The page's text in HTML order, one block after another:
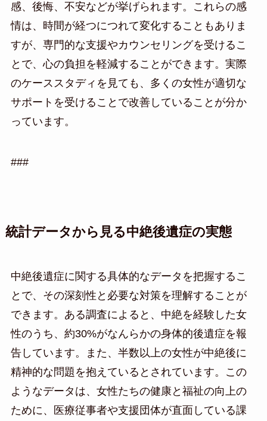
感、後悔、不安などが挙げられます。これらの感
情は、時間が経つにつれて変化することもありま
すが、専門的な支援やカウンセリングを受けるこ
とで、心の負担を軽減することができます。実際
のケーススタディを見ても、多くの女性が適切な
サポートを受けることで改善していることが分か
っています。
###
統計データから見る中絶後遺症の実態
中絶後遺症に関する具体的なデータを把握するこ
とで、その深刻性と必要な対策を理解することが
できます。ある調査によると、中絶を経験した女
性のうち、約30%がなんらかの身体的後遺症を報
告しています。また、半数以上の女性が中絶後に
精神的な問題を抱えているとされています。この
ようなデータは、女性たちの健康と福祉の向上の
ために、医療従事者や支援団体が直面している課